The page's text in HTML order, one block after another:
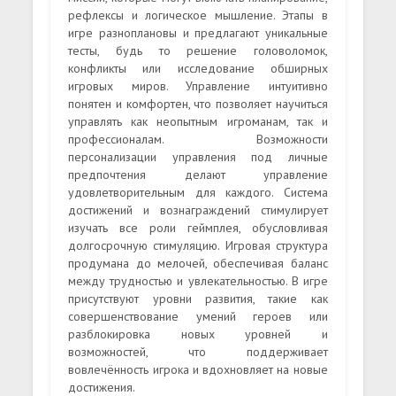
рефлексы и логическое мышление. Этапы в
игре разноплановы и предлагают уникальные
тесты, будь то решение головоломок,
конфликты или исследование обширных
игровых миров. Управление интуитивно
понятен и комфортен, что позволяет научиться
управлять как неопытным игроманам, так и
профессионалам. Возможности
персонализации управления под личные
предпочтения делают управление
удовлетворительным для каждого. Система
достижений и вознаграждений стимулирует
изучать все роли геймплея, обусловливая
долгосрочную стимуляцию. Игровая структура
продумана до мелочей, обеспечивая баланс
между трудностью и увлекательностью. В игре
присутствуют уровни развития, такие как
совершенствование умений героев или
разблокировка новых уровней и
возможностей, что поддерживает
вовлечённость игрока и вдохновляет на новые
достижения.